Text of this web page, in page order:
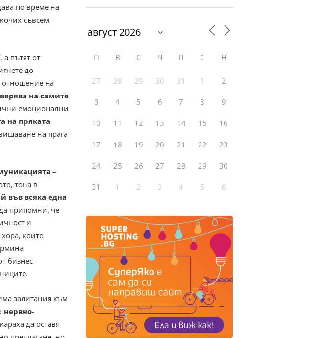
по време на
съвсем
, а пътят от
до
отношение на
на самите
емоционални
на пряката
на прага
–
тона в
във всяка една
припомни, че
и
които
бизнес
залитания към
нервно-
да оставя
П В С Ч П С Н
27 28 29 30 31 1 2
3 4 5 6 7 8 9
10 11 12 13 14 15 16
17 18 19 20 21 22 23
24 25 26 27 28 29 30
31 1 2 3 4 5 6